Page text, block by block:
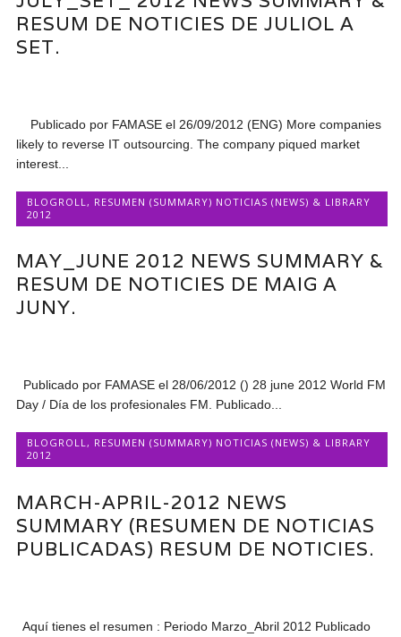
RESUM DE NOTICIES DE JULIOL A
SET.
Publicado por FAMASE el 26/09/2012 (ENG) More companies
likely to reverse IT outsourcing. The company piqued market
interest...
BLOGROLL , RESUMEN (SUMMARY) NOTICIAS (NEWS) & LIBRARY
2012
MAY_JUNE 2012 NEWS SUMMARY &
RESUM DE NOTICIES DE MAIG A
JUNY.
Publicado por FAMASE el 28/06/2012 () 28 june 2012 World FM
Day / Día de los profesionales FM. Publicado...
BLOGROLL, RESUMEN (SUMMARY) NOTICIAS (NEWS) & LIBRARY
2012
MARCH-APRIL-2012 NEWS
SUMMARY (RESUMEN DE NOTICIAS
PUBLICADAS) RESUM DE NOTICIES.
Aquí tienes el resumen : Periodo Marzo_Abril 2012 Publicado